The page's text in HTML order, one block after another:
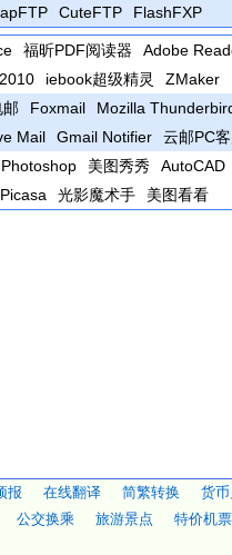
CuteFTP FlashFXP
福昕PDF阅读器
Adobe
iebook超级精灵 ZMaker
邮 Foxmail
Mozilla
Mail
Gmail Notifier 云邮PC
美图秀秀
AutoCAD
光影魔术手 美图看看
报 在线翻译 简繁转换 货
公交换乘 旅游景点 特价机票